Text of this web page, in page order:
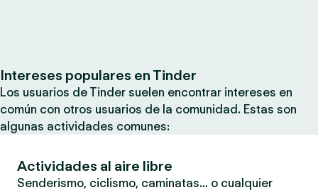
Intereses populares en Tinder
Los usuarios de Tinder suelen encontrar intereses en
común con otros usuarios de la comunidad. Estas son
algunas actividades comunes:
Actividades al aire libre
Senderismo, ciclismo, caminatas… o cualquier